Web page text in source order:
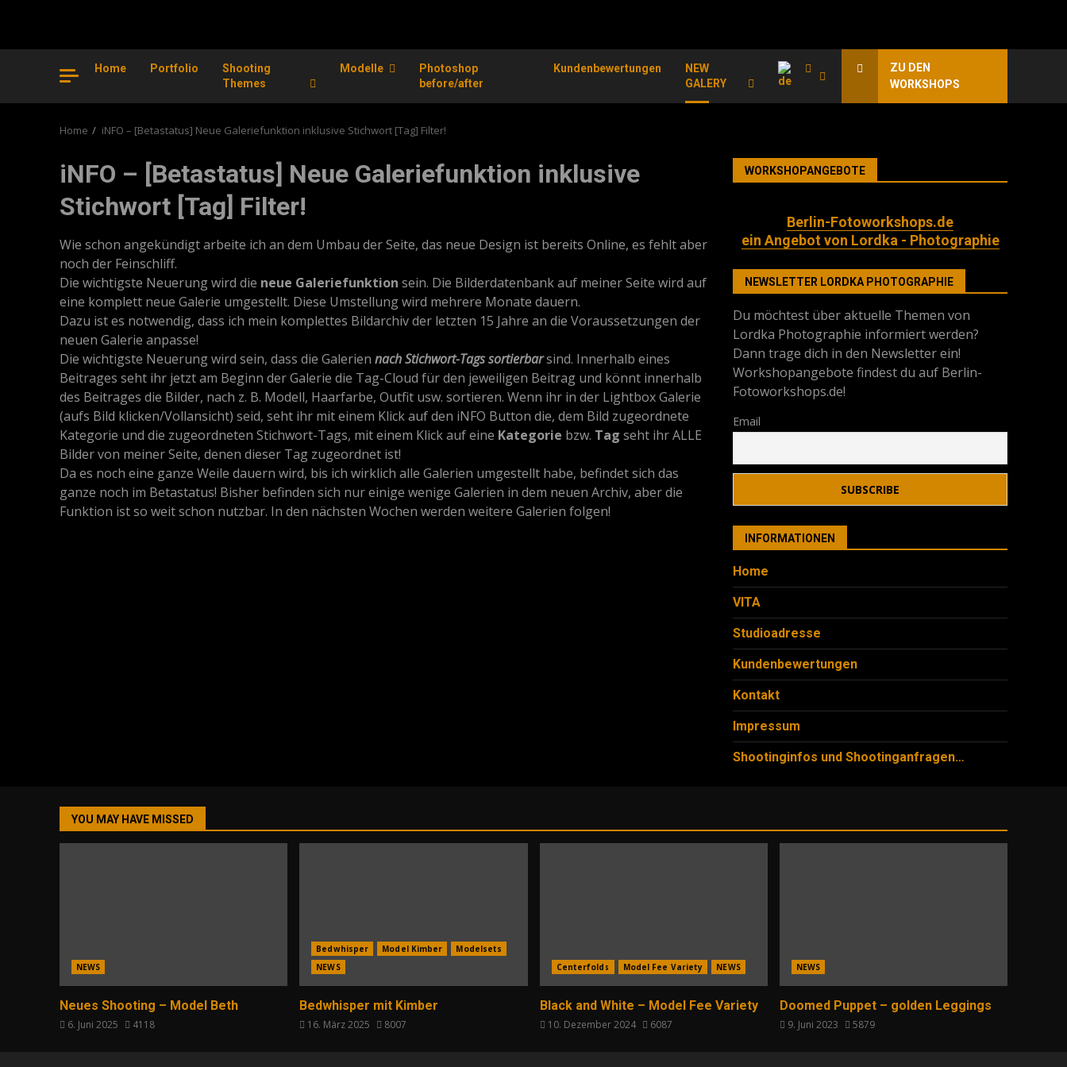
Home Portfolio
Shooting
Themes
Modelle
Photoshop
before/after
Kundenbewertungen
NEW
GALERY
ZU DEN
WORKSHOPS
Home iNFO – [Betastatus] Neue Galeriefunktion inklusive Stichwort [Tag] Filter!
iNFO – [Betastatus] Neue Galeriefunktion inklusive
Stichwort [Tag] Filter!
Wie schon angekündigt arbeite ich an dem Umbau der Seite, das neue Design ist bereits Online, es fehlt aber
noch der Feinschliff.
Die wichtigste Neuerung wird die neue Galeriefunktion sein. Die Bilderdatenbank auf meiner Seite wird auf
eine komplett neue Galerie umgestellt. Diese Umstellung wird mehrere Monate dauern.
Dazu ist es notwendig, dass ich mein komplettes Bildarchiv der letzten 15 Jahre an die Voraussetzungen der
neuen Galerie anpasse!
Die wichtigste Neuerung wird sein, dass die Galerien nach Stichwort-Tags sortierbarsind. Innerhalb eines
Beitrages seht ihr jetzt am Beginn der Galerie die Tag-Cloud für den jeweiligen Beitrag und könnt innerhalb
des Beitrages die Bilder, nach z. B. Modell, Haarfarbe, Outfit usw. sortieren. Wenn ihr in der Lightbox Galerie
(aufs Bild klicken/Vollansicht) seid, seht ihr mit einem Klick auf den iNFO Button die, dem Bild zugeordnete
Kategorie und die zugeordneten Stichwort-Tags, mit einem Klick auf eine Kategorie bzw. Tag seht ihr ALLE
Bilder von meiner Seite, denen dieser Tag zugeordnet ist!
Da es noch eine ganze Weile dauern wird, bis ich wirklich alle Galerien umgestellt habe, befindet sich das
ganze noch im Betastatus! Bisher befinden sich nur einige wenige Galerien in dem neuen Archiv, aber die
Funktion ist so weit schon nutzbar. In den nächsten Wochen werden weitere Galerien folgen!
WORKSHOPANGEBOTE
Berlin-Fotoworkshops.de
ein Angebot von Lordka - Photographie
NEWSLETTER LORDKA PHOTOGRAPHIE
Du möchtest über aktuelle Themen von
Lordka Photographie informiert werden?
Dann trage dich in den Newsletter ein!
Workshopangebote findest du auf Berlin-
Fotoworkshops.de!
Email
INFORMATIONEN
Home
VITA
Studioadresse
Kundenbewertungen
Kontakt
Impressum
Shootinginfos und Shootinganfragen…
YOU MAY HAVE MISSED
NEWS
Neues Shooting – Model Beth
6. Juni 2025 4118
Bedwhisper Model Kimber
Modelsets
NEWS
Bedwhisper mit Kimber
16. März 2025 8007
Centerfolds Model Fee Variety NEWS
Black and White – Model Fee Variety
10. Dezember 2024 6087
NEWS
Doomed Puppet – golden Leggings
9. Juni 2023 5879